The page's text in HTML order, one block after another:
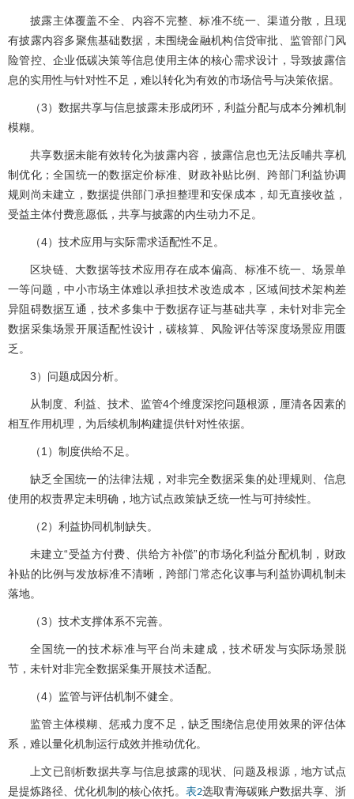
披露主体覆盖不全、内容不完整、标准不统一、渠道分散，且现
有披露内容多聚焦基础数据，未围绕金融机构信贷审批、监管部门风
险管控、企业低碳决策等信息使用主体的核心需求设计，导致披露信
息的实用性与针对性不足，难以转化为有效的市场信号与决策依据。
（3）数据共享与信息披露未形成闭环，利益分配与成本分摊机制
模糊。
共享数据未能有效转化为披露内容，披露信息也无法反哺共享机
制优化；全国统一的数据定价标准、财政补贴比例、跨部门利益协调
规则尚未建立，数据提供部门承担整理和安保成本，却无直接收益，
受益主体付费意愿低，共享与披露的内生动力不足。
（4）技术应用与实际需求适配性不足。
区块链、大数据等技术应用存在成本偏高、标准不统一、场景单
一等问题，中小市场主体难以承担技术改造成本，区域间技术架构差
异阻碍数据互通，技术多集中于数据存证与基础共享，未针对非完全
数据采集场景开展适配性设计，碳核算、风险评估等深度场景应用匮
乏。
3）问题成因分析。
从制度、利益、技术、监管4个维度深挖问题根源，厘清各因素的
相互作用机理，为后续机制构建提供针对性依据。
（1）制度供给不足。
缺乏全国统一的法律法规，对非完全数据采集的处理规则、信息
使用的权责界定未明确，地方试点政策缺乏统一性与可持续性。
（2）利益协同机制缺失。
未建立“受益方付费、供给方补偿”的市场化利益分配机制，财政
补贴的比例与发放标准不清晰，跨部门常态化议事与利益协调机制未
落地。
（3）技术支撑体系不完善。
全国统一的技术标准与平台尚未建成，技术研发与实际场景脱
节，未针对非完全数据采集开展技术适配。
（4）监管与评估机制不健全。
监管主体模糊、惩戒力度不足，缺乏围绕信息使用效果的评估体
系，难以量化机制运行成效并推动优化。
上文已剖析数据共享与信息披露的现状、问题及根源，地方试点
是提炼路径、优化机制的核心依托。 表2选取青海碳账户数据共享、浙